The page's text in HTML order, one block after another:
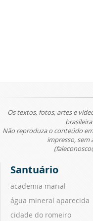
Os textos, fotos, artes e
Não reproduza o conteúdo
impresso, sem
Santuário
academia marial
água mineral aparecida
cidade do romeiro